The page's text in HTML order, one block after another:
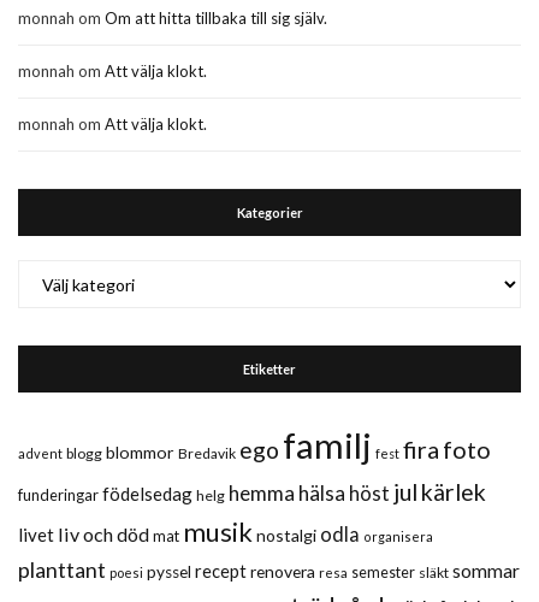
monnah om Om att hitta tillbaka till sig själv.
monnah om Att välja klokt.
monnah om Att välja klokt.
Kategorier
Etiketter
advent blogg blommor Bredavik ego familj fest fira foto
funderingarfödelsedag helg hemma hälsa höst jul kärlek
livet liv och dödmat musik nostalgi odla organisera
planttant poesi pyssel receptrenovera resa semester släkt sommar